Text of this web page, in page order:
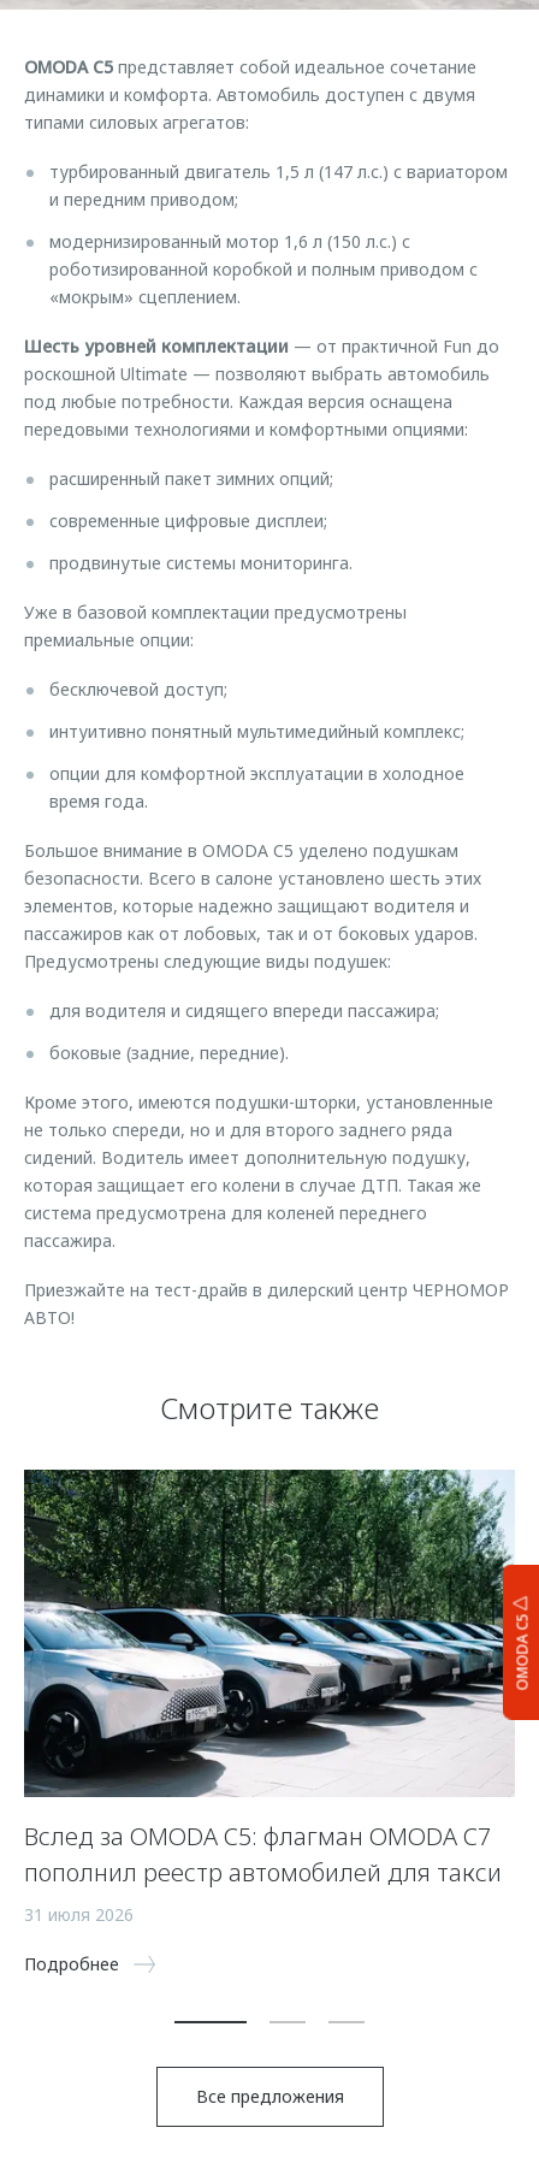
Страхование
Аксессуары
Оригинальные аксессуары
Трейд-ин
Калькулятор трейд-ин
Руководства по эксплуатации
O&J Автоклуб
Приложение O&J
Аксессуары
Одежда и сувениры
Оригинальные аксессуары
Запчасти
Правовая информация
Обратная связь
OMODA C5
OMODA C5 представляет собой идеальное сочетание
динамики и комфорта. Автомобиль доступен с двумя
типами силовых агрегатов:
турбированный двигатель 1,5 л (147 л.с.) с вариатором
и передним приводом;
модернизированный мотор 1,6 л (150 л.с.) с
роботизированной коробкой и полным приводом с
«мокрым» сцеплением.
Шесть уровней комплектации — от практичной Fun до
роскошной Ultimate — позволяют выбрать автомобиль
под любые потребности. Каждая версия оснащена
передовыми технологиями и комфортными опциями:
расширенный пакет зимних опций;
современные цифровые дисплеи;
продвинутые системы мониторинга.
Уже в базовой комплектации предусмотрены
премиальные опции:
бесключевой доступ;
интуитивно понятный мультимедийный комплекс;
опции для комфортной эксплуатации в холодное
время года.
Большое внимание в OMODA C5 уделено подушкам
безопасности. Всего в салоне установлено шесть этих
элементов, которые надежно защищают водителя и
пассажиров как от лобовых, так и от боковых ударов.
Предусмотрены следующие виды подушек:
для водителя и сидящего впереди пассажира;
боковые (задние, передние).
Кроме этого, имеются подушки-шторки, установленные
не только спереди, но и для второго заднего ряда
сидений. Водитель имеет дополнительную подушку,
которая защищает его колени в случае ДТП. Такая же
система предусмотрена для коленей переднего
пассажира.
Приезжайте на тест-драйв в дилерский центр ЧЕРНОМОР
АВТО!
Смотрите также
Вслед за OMODA C5: флагман OMODA C7
пополнил реестр автомобилей для такси
31 июля 2026
Подробнее
Все предложения